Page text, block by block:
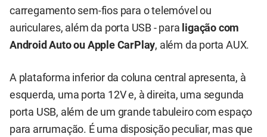
carregamento sem-fios para o telemóvel ou
auriculares, além da porta USB - para ligação com
Android Auto ou Apple CarPlay, além da porta AUX.
A plataforma inferior da coluna central apresenta, à
esquerda, uma porta 12V e, à direita, uma segunda
porta USB, além de um grande tabuleiro com espaço
para arrumação. É uma disposição peculiar, mas que